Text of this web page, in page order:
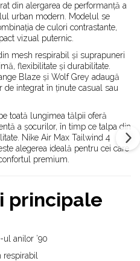
din alergarea de performanță a
urban modern. Modelul se
de culori contrastante,
vizual puternic.
mesh respirabil și suprapuneri
flexibilitate și durabilitate.
Blaze și Wolf Grey adaugă
de integrat în ținute casual sau
toată lungimea tălpii oferă
a șocurilor, în timp ce talpa din
Nike Air Max Tailwind 4
alegerea ideală pentru cei care
premium.
principale
anilor ’90